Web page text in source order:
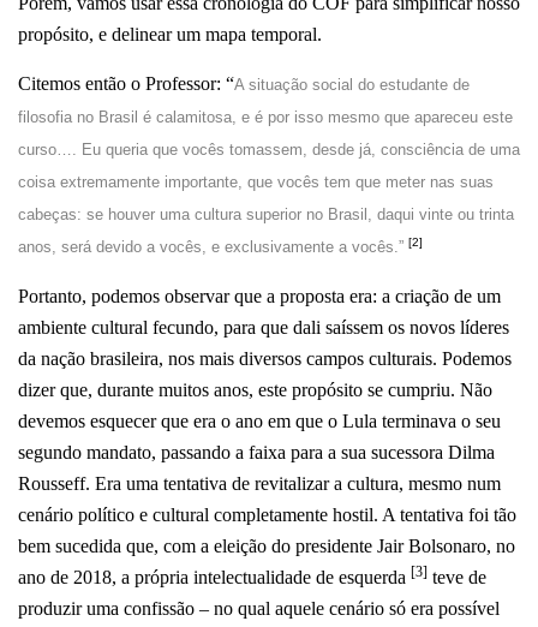
propósito, e delinear um mapa temporal.
Citemos então o Professor: “A situação social do estudante de
filosofia no Brasil é calamitosa, e é por isso mesmo que apareceu este
curso…. Eu queria que vocês tomassem, desde já, consciência de uma
coisa extremamente importante, que vocês tem que meter nas suas
cabeças: se houver uma cultura superior no Brasil, daqui vinte ou trinta
anos, será devido a vocês, e exclusivamente a vocês.” [2]
Portanto, podemos observar que a proposta era: a criação de um
ambiente cultural fecundo, para que dali saíssem os novos líderes
da nação brasileira, nos mais diversos campos culturais. Podemos
dizer que, durante muitos anos, este propósito se cumpriu. Não
devemos esquecer que era o ano em que o Lula terminava o seu
segundo mandato, passando a faixa para a sua sucessora Dilma
Rousseff. Era uma tentativa de revitalizar a cultura, mesmo num
cenário político e cultural completamente hostil. A tentativa foi tão
bem sucedida que, com a eleição do presidente Jair Bolsonaro, no
ano de 2018, a própria intelectualidade de esquerda [3] teve de
produzir uma confissão – no qual aquele cenário só era possível